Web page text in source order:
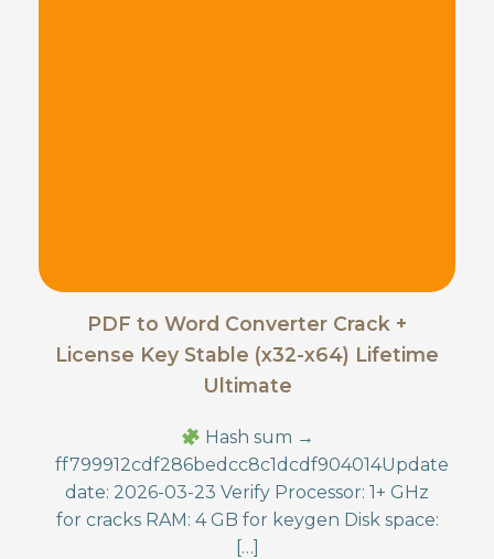
PDF to Word Converter Crack +
License Key Stable (x32-x64) Lifetime
Ultimate
Hash sum →
ff799912cdf286bedcc8c1dcdf904014Update
date: 2026-03-23 Verify Processor: 1+ GHz
for cracks RAM: 4 GB for keygen Disk space:
[…]